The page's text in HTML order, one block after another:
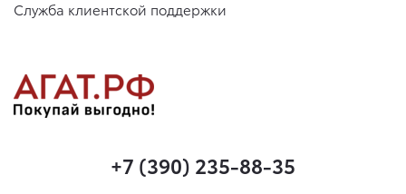
Служба клиентской поддержки
+7 (390) 235-88-35